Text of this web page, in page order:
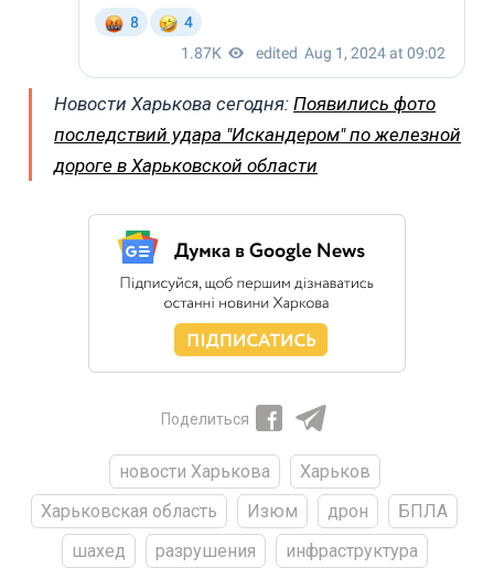
Новости Харькова сегодня: Появились фото
последствий удара "Искандером" по железной
дороге в Харьковской области
Поделиться
новости Харькова
Харьков
Харьковская область
Изюм дрон
БПЛА
шахед
разрушения
инфраструктура